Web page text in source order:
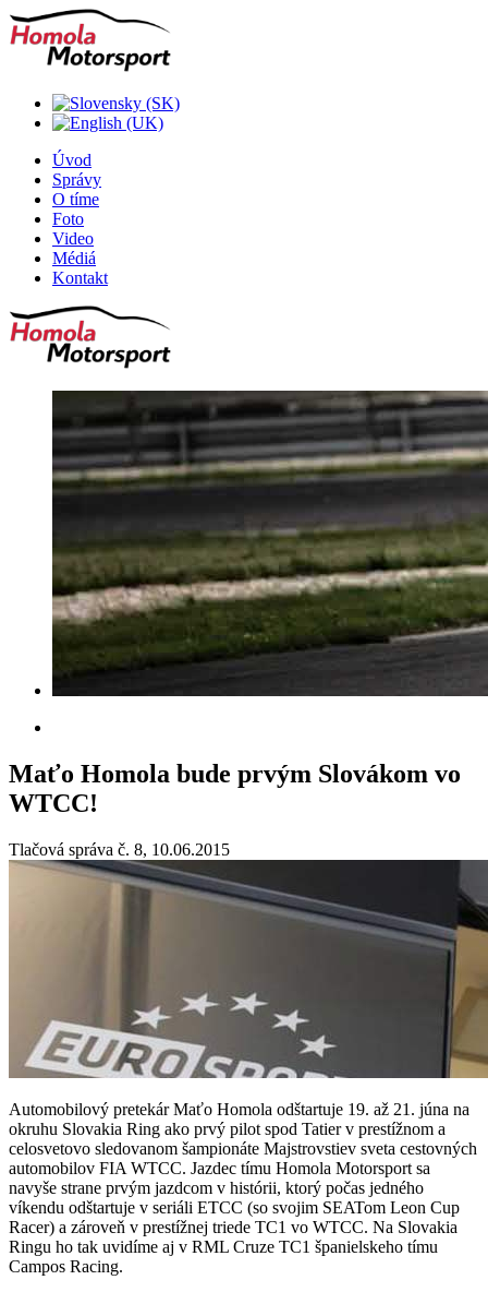
Úvod
Správy
O tíme
Foto
Video
Médiá
Kontakt
Maťo Homola bude prvým Slovákom vo
WTCC!
Tlačová správa č. 8, 10.06.2015
Automobilový pretekár Maťo Homola odštartuje 19. až 21. júna na
okruhu Slovakia Ring ako prvý pilot spod Tatier v prestížnom a
celosvetovo sledovanom šampionáte Majstrovstiev sveta cestovných
automobilov FIA WTCC. Jazdec tímu Homola Motorsport sa
navyše strane prvým jazdcom v histórii, ktorý počas jedného
víkendu odštartuje v seriáli ETCC (so svojim SEATom Leon Cup
Racer) a zároveň v prestížnej triede TC1 vo WTCC. Na Slovakia
Ringu ho tak uvidíme aj v RML Cruze TC1 španielskeho tímu
Campos Racing.